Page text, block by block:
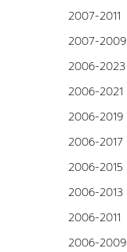
2007-2011
2007-2009
2006-2023
2006-2021
2006-2019
2006-2017
2006-2015
2006-2013
2006-2011
2006-2009